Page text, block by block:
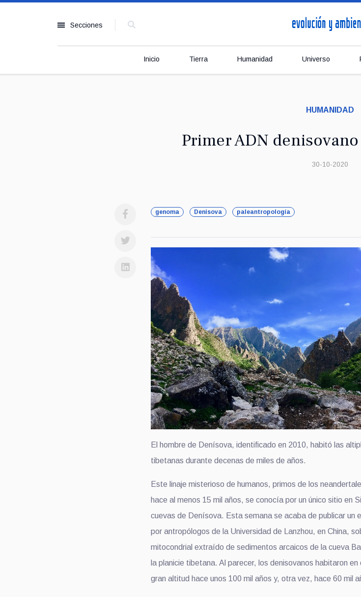
Secciones
Inicio Tierra Humanidad Universo
HUMANIDAD
Primer ADN
30-10-2020
genoma Denisova paleantropología
El hombre de Denísova, identificado en 2010, habitó las
tibetanas durante decenas de miles de años.
Este linaje misterioso de humanos, primos de los
hace al menos 15 mil años, se conocía por un único sitio en
cuevas de Denísova. Esta semana se acaba de publicar un
por antropólogos de la Universidad de Lanzhou, en China,
mitocondrial extraído de sedimentos arcaicos de la cueva
la planicie tibetana. Al parecer, los denisovanos habitaron en
gran altitud hace unos 100 mil años y, otra vez, hace 60 mil